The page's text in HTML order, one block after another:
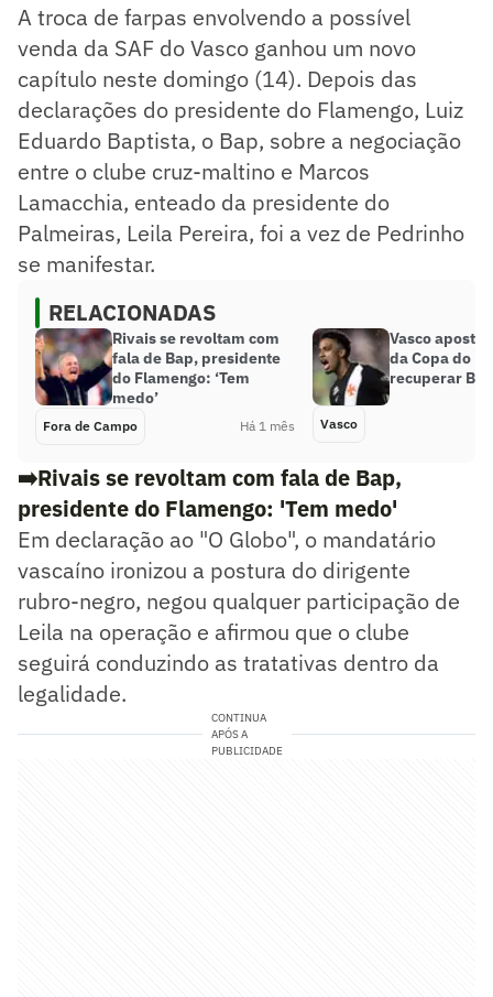
A troca de farpas envolvendo a possível
venda da SAF do Vasco ganhou um novo
capítulo neste domingo (14). Depois das
declarações do presidente do Flamengo, Luiz
Eduardo Baptista, o Bap, sobre a negociação
entre o clube cruz-maltino e Marcos
Lamacchia, enteado da presidente do
Palmeiras, Leila Pereira, foi a vez de Pedrinho
se manifestar.
RELACIONADAS
Rivais se revoltam com
fala de Bap, presidente
do Flamengo: ‘Tem
medo’
Fora de Campo Há 1 mês
Vasco aposta
da Copa do
recuperar
Vasco
➡️Rivais se revoltam com fala de Bap,
presidente do Flamengo: 'Tem medo'
Em declaração ao "O Globo", o mandatário
vascaíno ironizou a postura do dirigente
rubro-negro, negou qualquer participação de
Leila na operação e afirmou que o clube
seguirá conduzindo as tratativas dentro da
legalidade.
CONTINUA
APÓS A
PUBLICIDADE